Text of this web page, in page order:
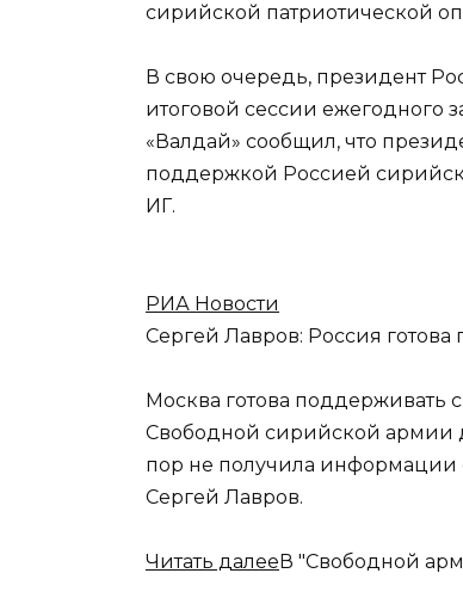
сирийской патриотической
В свою очередь, президент
итоговой сессии ежегодного
«Валдай» сообщил, что
поддержкой Россией
ИГ.
РИА Новости
Сергей Лавров: Россия
Москва готова поддерживать
Свободной сирийской армии
пор не получила информации
Сергей Лавров.
Читать далееВ "Свободной